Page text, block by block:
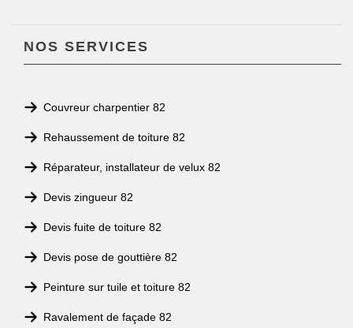
NOS SERVICES
Couvreur charpentier 82
Rehaussement de toiture 82
Réparateur, installateur de velux 82
Devis zingueur 82
Devis fuite de toiture 82
Devis pose de gouttière 82
Peinture sur tuile et toiture 82
Ravalement de façade 82